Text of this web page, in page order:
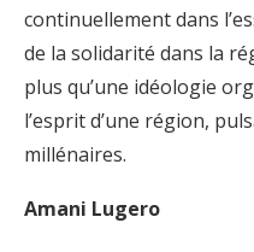
continuellement dans
de la solidarité dans la
plus qu’une idéologie
l’esprit d’une région,
millénaires.
Amani Lugero